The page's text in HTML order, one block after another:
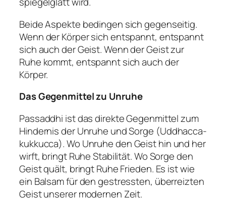
Beide Aspekte bedingen sich gegenseitig.
Wenn der Körper sich entspannt, entspannt
sich auch der Geist. Wenn der Geist zur
Ruhe kommt, entspannt sich auch der
Körper.
Das Gegenmittel zu Unruhe
Passaddhi ist das direkte Gegenmittel zum
Hindernis der Unruhe und Sorge (Uddhacca-
kukkucca). Wo Unruhe den Geist hin und her
wirft, bringt Ruhe Stabilität. Wo Sorge den
Geist quält, bringt Ruhe Frieden. Es ist wie
ein Balsam für den gestressten, überreizten
Geist unserer modernen Zeit.